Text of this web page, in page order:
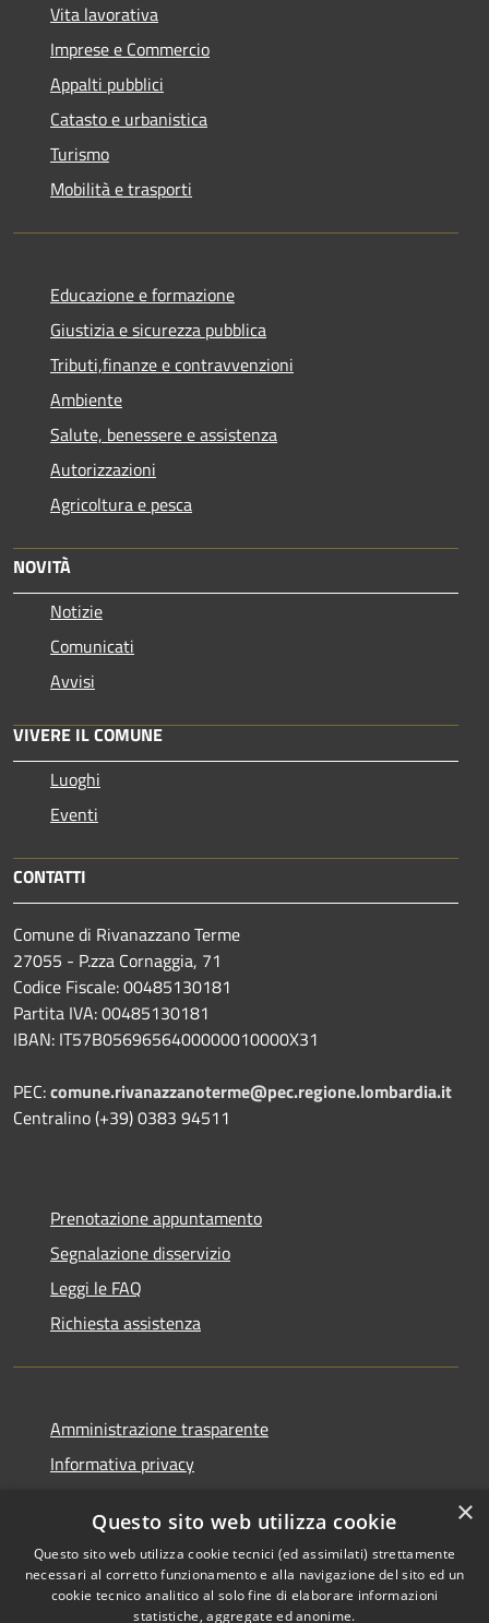
Vita lavorativa
Imprese e Commercio
Appalti pubblici
Catasto e urbanistica
Turismo
Mobilità e trasporti
Educazione e formazione
Giustizia e sicurezza pubblica
Tributi,finanze e contravvenzioni
Ambiente
Salute, benessere e assistenza
Autorizzazioni
Agricoltura e pesca
NOVITÀ
Notizie
Comunicati
Avvisi
VIVERE IL COMUNE
Luoghi
Eventi
CONTATTI
Comune di Rivanazzano Terme
27055 - P.zza Cornaggia, 71
Codice Fiscale: 00485130181
Partita IVA: 00485130181
IBAN: IT57B0569656400000010000X31
PEC:comune.rivanazzanoterme@pec.regione.lombardia.it
Centralino (+39) 0383 94511
Prenotazione appuntamento
Segnalazione disservizio
Leggi le FAQ
Richiesta assistenza
Amministrazione trasparente
Informativa privacy
Dichiarazione di accessibilità
×
Questo sito web utilizza cookie
Questo sito web utilizza cookie tecnici (ed assimilati) strettamente
necessari al corretto funzionamento e alla navigazione del sito ed un
cookie tecnico analitico al solo fine di elaborare informazioni
statistiche, aggregate ed anonime.